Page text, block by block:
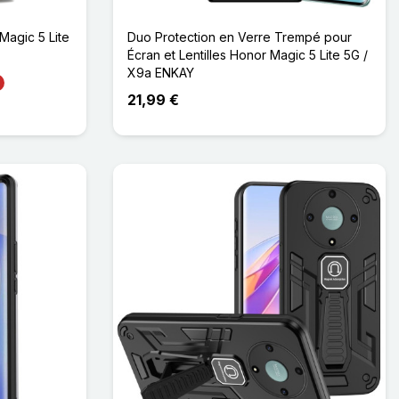
5 Lite
Duo Protection en Verre Trempé pour
Écran et Lentilles Honor Magic 5 Lite 5G /
X9a ENKAY
21,99 €